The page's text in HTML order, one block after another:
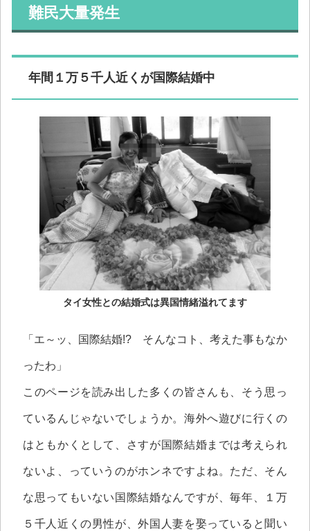
難民大量発生
年間１万５千人近くが国際結婚中
タイ女性との結婚式は異国情緒溢れてます
「エ～ッ、国際結婚!? そんなコト、考えた事もなか
ったわ」
このページを読み出した多くの皆さんも、そう思っ
ているんじゃないでしょうか。海外へ遊びに行くの
はともかくとして、さすが国際結婚までは考えられ
ないよ、っていうのがホンネですよね。ただ、そん
な思ってもいない国際結婚なんですが、毎年、１万
５千人近くの男性が、外国人妻を娶っていると聞い